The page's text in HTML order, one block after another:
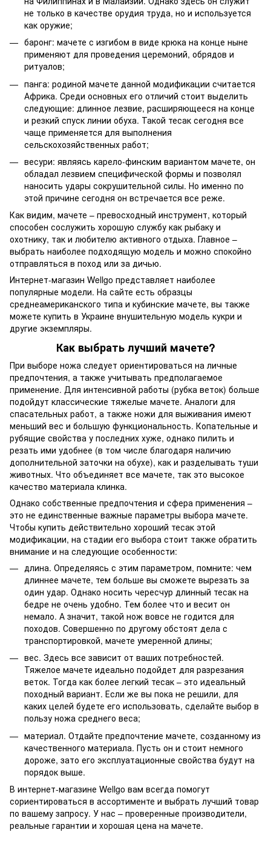
не только в качестве орудия труда, но и используется
как оружие;
баронг: мачете с изгибом в виде крюка на конце ныне
применяют для проведения церемоний, обрядов и
ритуалов;
панга: родиной мачете данной модификации считается
Африка. Среди основных его отличий стоит выделить
следующие: длинное лезвие, расширяющееся на конце
и резкий спуск линии обуха. Такой тесак сегодня все
чаще применяется для выполнения
сельскохозяйственных работ;
весури: являясь карело-финским вариантом мачете, он
обладал лезвием специфической формы и позволял
наносить удары сокрушительной силы. Но именно по
этой причине сегодня он встречается все реже.
Как видим, мачете – превосходный инструмент, который
способен сослужить хорошую службу как рыбаку и
охотнику, так и любителю активного отдыха. Главное –
выбрать наиболее подходящую модель и можно спокойно
отправляться в поход или за дичью.
Интернет-магазин Wellgo представляет наиболее
популярные модели. На сайте есть образцы
среднеамериканского типа и кубинские мачете, вы также
можете купить в Украине внушительную модель кукри и
другие экземпляры.
Как выбрать лучший мачете?
При выборе ножа следует ориентироваться на личные
предпочтения, а также учитывать предполагаемое
применение. Для интенсивной работы (рубка веток) больше
подойдут классические тяжелые мачете. Аналоги для
спасательных работ, а также ножи для выживания имеют
меньший вес и большую функциональность. Копательные и
рубящие свойства у последних хуже, однако пилить и
резать ими удобнее (в том числе благодаря наличию
дополнительной заточки на обухе), как и разделывать туши
животных. Что объединяет все мачете, так это высокое
качество материала клинка.
Однако собственные предпочтения и сфера применения –
это не единственные важные параметры выбора мачете.
Чтобы купить действительно хороший тесак этой
модификации, на стадии его выбора стоит также обратить
внимание и на следующие особенности:
длина. Определяясь с этим параметром, помните: чем
длиннее мачете, тем больше вы сможете вырезать за
один удар. Однако носить чересчур длинный тесак на
бедре не очень удобно. Тем более что и весит он
немало. А значит, такой нож вовсе не годится для
походов. Совершенно по другому обстоят дела с
транспортировкой, мачете умеренной длины;
вес. Здесь все зависит от ваших потребностей.
Тяжелое мачете идеально подойдет для разрезания
веток. Тогда как более легкий тесак – это идеальный
походный вариант. Если же вы пока не решили, для
каких целей будете его использовать, сделайте выбор в
пользу ножа среднего веса;
материал. Отдайте предпочтение мачете, созданному из
качественного материала. Пусть он и стоит немного
дороже, зато его эксплуатационные свойства будут на
порядок выше.
В интернет-магазине Wellgo вам всегда помогут
сориентироваться в ассортименте и выбрать лучший товар
по вашему запросу. У нас – проверенные производители,
реальные гарантии и хорошая цена на мачете.